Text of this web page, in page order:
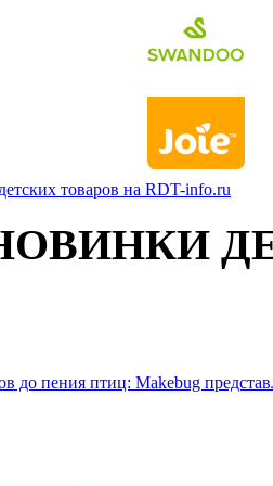
товаров на RDT-info.ru
до пения птиц: Makebug